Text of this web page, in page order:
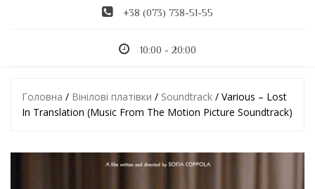
+38 (073) 738-51-55
10:00 - 20:00
Головна / Вінілові платівки / Soundtrack / Various – Lost
In Translation (Music From The Motion Picture Soundtrack)